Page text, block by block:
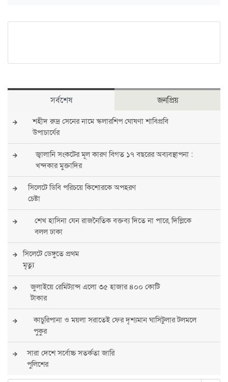
সর্বশেষ জনপ্রিয়
শহীদ রুদ্র সেনের নামে স্কলারশিপ ঘোষণা শাবিপ্রবি
উপাচার্যের
জ্বালানি সংকটের মূল কারণ বিগত ১৭ বছরের অব্যবস্থাপনা :
খন্দকার মুক্তাদির
সিলেটে ডিবি পরিচয়ে কিশোরকে অপহরণ
চেষ্টা
শেখ হাসিনা যেন রাজনৈতিক বক্তব্য দিতে না পারে, দিল্লিকে
বলল ঢাকা
সিলেটে ডেঙ্গুতে প্রথম
মৃত্যু
জুলাইয়ে রেমিট্যান্স এলো ৩৫ হাজার ৪০০ কোটি
টাকার
কাচুরিপানা ও ময়লা সরাতেই ফের দৃশ্যমান ঘাসিটুলার টলমলে
পুকুর
সারা দেশে সর্বোচ্চ সতর্কতা জারি
পুলিশের